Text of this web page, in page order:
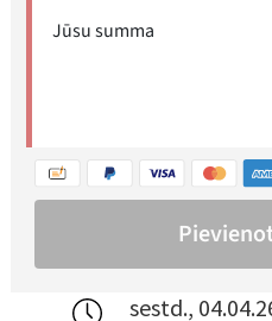
sestd.,